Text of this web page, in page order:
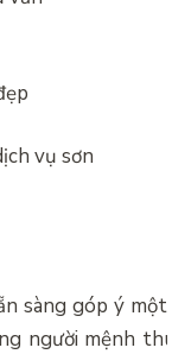
sàng góp ý
người mệnh